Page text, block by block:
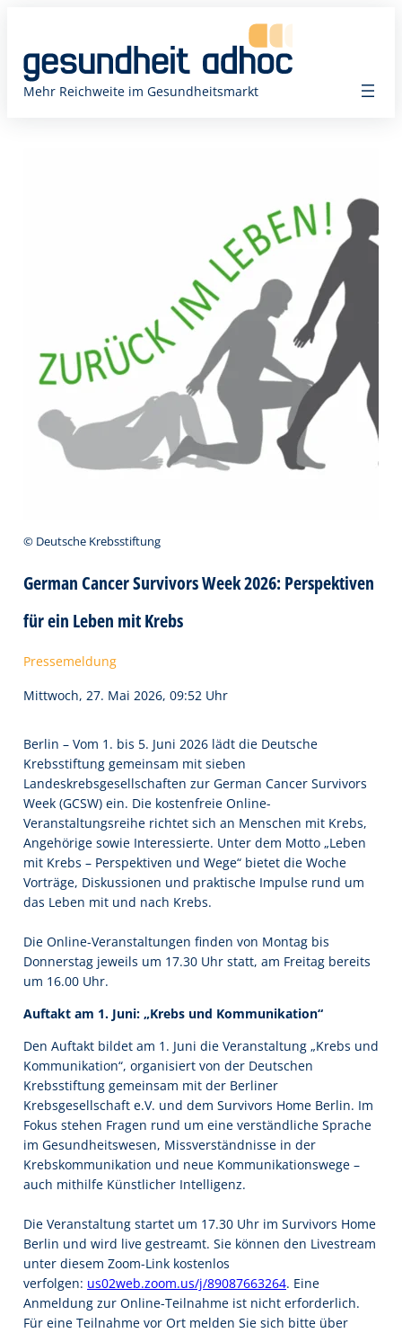
springen
Mehr Reichweite im Gesundheitsmarkt
© Deutsche Krebsstiftung
German Cancer Survivors Week 2026: Perspektiven
für ein Leben mit Krebs
Pressemeldung
Mittwoch, 27. Mai 2026, 09:52 Uhr
Berlin – Vom 1. bis 5. Juni 2026 lädt die Deutsche
Krebsstiftung gemeinsam mit sieben
Landeskrebsgesellschaften zur German Cancer Survivors
Week (GCSW) ein. Die kostenfreie Online-
Veranstaltungsreihe richtet sich an Menschen mit Krebs,
Angehörige sowie Interessierte. Unter dem Motto „Leben
mit Krebs – Perspektiven und Wege“ bietet die Woche
Vorträge, Diskussionen und praktische Impulse rund um
das Leben mit und nach Krebs.
Die Online-Veranstaltungen finden von Montag bis
Donnerstag jeweils um 17.30 Uhr statt, am Freitag bereits
um 16.00 Uhr.
Auftakt am 1. Juni: „Krebs und Kommunikation“
Den Auftakt bildet am 1. Juni die Veranstaltung „Krebs und
Kommunikation“, organisiert von der Deutschen
Krebsstiftung gemeinsam mit der Berliner
Krebsgesellschaft e.V. und dem Survivors Home Berlin. Im
Fokus stehen Fragen rund um eine verständliche Sprache
im Gesundheitswesen, Missverständnisse in der
Krebskommunikation und neue Kommunikationswege –
auch mithilfe Künstlicher Intelligenz.
Die Veranstaltung startet um 17.30 Uhr im Survivors Home
Berlin und wird live gestreamt. Sie können den Livestream
unter diesem Zoom-Link kostenlos
verfolgen: us02web.zoom.us/j/89087663264. Eine
Anmeldung zur Online-Teilnahme ist nicht erforderlich.
Für eine Teilnahme vor Ort melden Sie sich bitte über